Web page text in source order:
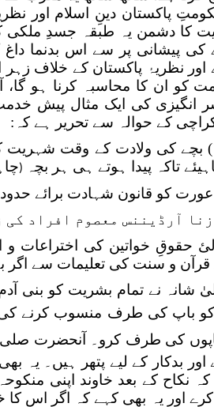
پاکستان دینِ اسلام اور
کا دشمن یہ طبقہ جسدِ ملکی
پیشانی پر سے اس بدنما
اور نظریۂ پاکستان کے خلاف زہر
کو ان کا محاسبہ کرنا ہو گا،
کے حوالہ سے تحریر ہے کہ:
’’(۱) بچے کی ولادت کے وقت شہریت
تاکہ پیدا ہوتے ہی ہر بچہ
(
حقوقِ خواتین کی اختراعات
قرآن و سنت کی تعلیمات سے اگر
شانہ نے تمام بشریت کو بنی
کو باپ کی طرف منسوب کرنے کی
کی طرف کرو۔ آنحضرت صلی
اور بدکار کے لیے پتھر
نکاح کے بعد خاوند اپنی
اور یہ بھی کہے کہ اگر اس